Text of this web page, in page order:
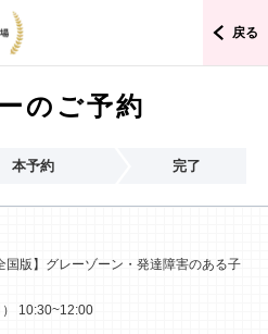
戻る
のご予約
本予約 完了
国版】グレーゾーン・発達障害のある子
10:30~12:00